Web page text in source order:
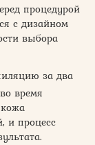
процедурой
с дизайном
выбора
за два
время
и процесс